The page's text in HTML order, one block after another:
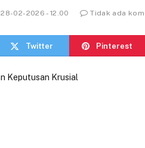
28-02-2026 - 12.00 Tidak ada
Twitter Pinterest